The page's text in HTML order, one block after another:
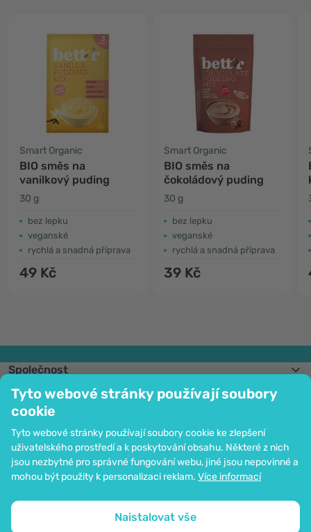
Tyto webové stránky používají soubory
cookie
Tyto webové stránky používají soubory cookie ke zlepšení
uživatelského prostředí a k poskytování obsahu. Některé z nich
jsou nezbytné pro správné fungování webu, jiné jsou nepovinné a
mohou být použity k personalizaci reklam. Více informací
Naistalovat vše
Smart Organic
BIO směs na
vanilkový puding
30 g
bez lepku
veganské
rychlá a snadná příprava
49 Kč
Smart Organic
BIO směs na
čokoládový puding
30 g
bez lepku
veganské
rychlá a snadná příprava
39 Kč
Společnost
Informace
Připojte se k nám
Pomoc a objednávky
Možnost platby kartou. Ochrana osobních údajů zaručena pomocí šifrování
SSL.
Mapa stránek